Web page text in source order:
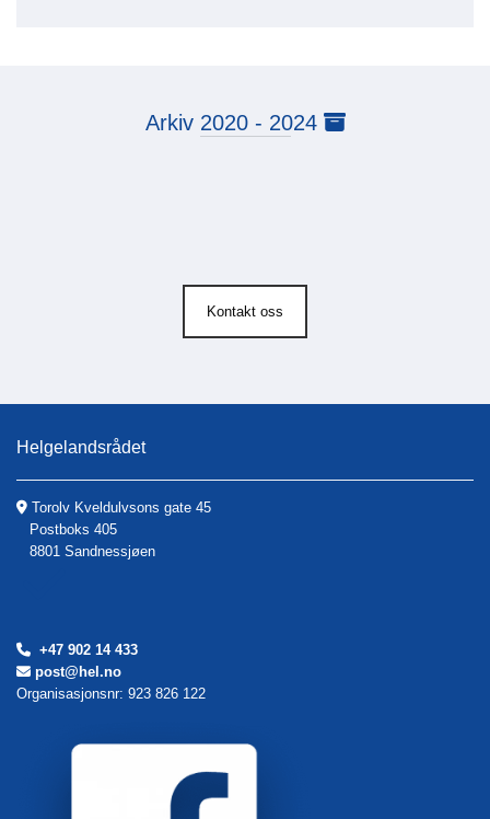
Arkiv 2020 - 2024 
Kontakt oss
Helgelandsrådet
 Torolv Kveldulvsons gate 45
Postboks 405
8801 Sandnessjøen
 +47 902 14 433
 post@hel.no
Organisasjonsnr: 923 826 122